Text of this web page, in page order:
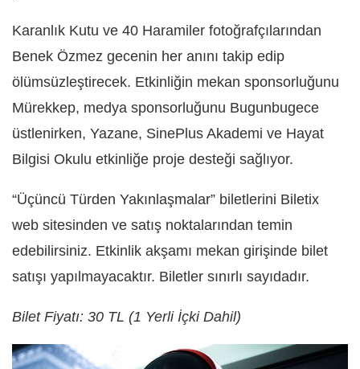
Karanlık Kutu ve 40 Haramiler fotoğrafçılarından
Benek Özmez gecenin her anını takip edip
ölümsüzleştirecek. Etkinliğin mekan sponsorluğunu
Mürekkep, medya sponsorluğunu Bugunbugece
üstlenirken, Yazane, SinePlus Akademi ve Hayat
Bilgisi Okulu etkinliğe proje desteği sağlıyor.
“Üçüncü Türden Yakınlaşmalar” biletlerini Biletix
web sitesinden ve satış noktalarından temin
edebilirsiniz. Etkinlik akşamı mekan girişinde bilet
satışı yapılmayacaktır. Biletler sınırlı sayıdadır.
Bilet Fiyatı: 30 TL (1 Yerli İçki Dahil)